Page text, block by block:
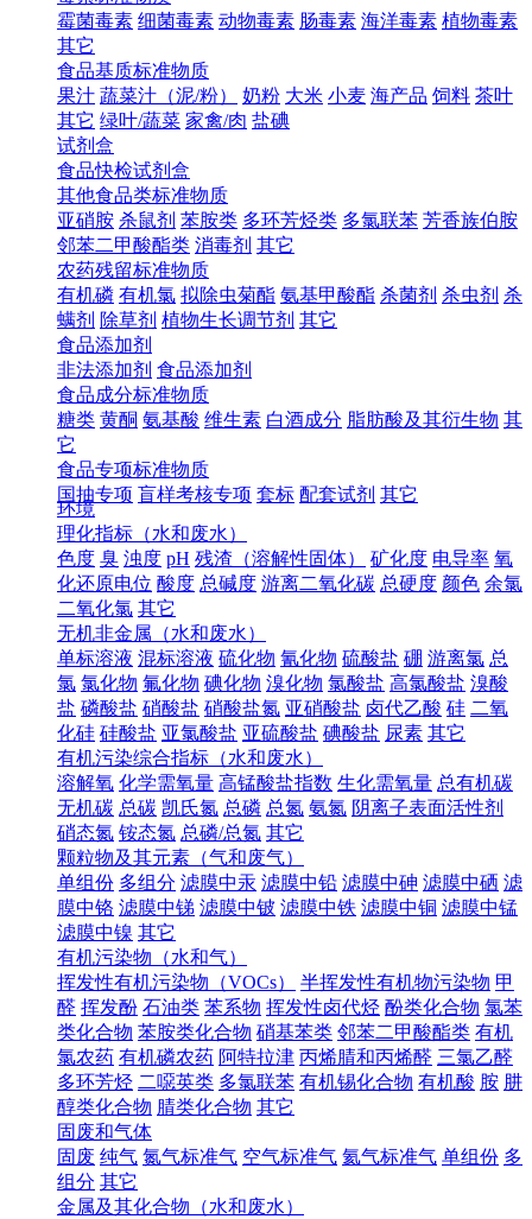
霉菌毒素 细菌毒素 动物毒素 肠毒素 海洋毒素 植物毒素
其它
食品基质标准物质
果汁 蔬菜汁（泥/粉） 奶粉 大米 小麦 海产品 饲料 茶叶
其它 绿叶/蔬菜 家禽/肉 盐碘
试剂盒
食品快检试剂盒
其他食品类标准物质
亚硝胺 杀鼠剂 苯胺类 多环芳烃类 多氯联苯 芳香族伯胺
邻苯二甲酸酯类 消毒剂 其它
农药残留标准物质
有机磷 有机氯 拟除虫菊酯 氨基甲酸酯 杀菌剂 杀虫剂 杀
螨剂 除草剂 植物生长调节剂 其它
食品添加剂
非法添加剂 食品添加剂
食品成分标准物质
糖类 黄酮 氨基酸 维生素 白酒成分 脂肪酸及其衍生物 其
它
食品专项标准物质
国抽专项 盲样考核专项 套标 配套试剂 其它
环境
理化指标（水和废水）
色度 臭 浊度 pH 残渣（溶解性固体） 矿化度 电导率 氧
化还原电位 酸度 总碱度 游离二氧化碳 总硬度 颜色 余氯
二氧化氯 其它
无机非金属（水和废水）
单标溶液 混标溶液 硫化物 氰化物 硫酸盐 硼 游离氯 总
氯 氯化物 氟化物 碘化物 溴化物 氯酸盐 高氯酸盐 溴酸
盐 磷酸盐 硝酸盐 硝酸盐氮 亚硝酸盐 卤代乙酸 硅 二氧
化硅 硅酸盐 亚氯酸盐 亚硫酸盐 碘酸盐 尿素 其它
有机污染综合指标（水和废水）
溶解氧 化学需氧量 高锰酸盐指数 生化需氧量 总有机碳
无机碳 总碳 凯氏氮 总磷 总氮 氨氮 阴离子表面活性剂
硝态氮 铵态氮 总磷/总氮 其它
颗粒物及其元素（气和废气）
单组份 多组分 滤膜中汞 滤膜中铅 滤膜中砷 滤膜中硒 滤
膜中铬 滤膜中锑 滤膜中铍 滤膜中铁 滤膜中铜 滤膜中锰
滤膜中镍 其它
有机污染物（水和气）
挥发性有机污染物（VOCs）
半挥发性有机物污染物 甲
醛 挥发酚 石油类 苯系物 挥发性卤代烃 酚类化合物 氯苯
类化合物 苯胺类化合物 硝基苯类 邻苯二甲酸酯类 有机
氯农药 有机磷农药 阿特拉津 丙烯腈和丙烯醛 三氯乙醛
多环芳烃 二噁英类 多氯联苯 有机锡化合物 有机酸 胺 肼
醇类化合物 腈类化合物 其它
固废和气体
固废 纯气 氮气标准气 空气标准气 氦气标准气 单组份 多
组分 其它
金属及其化合物（水和废水）